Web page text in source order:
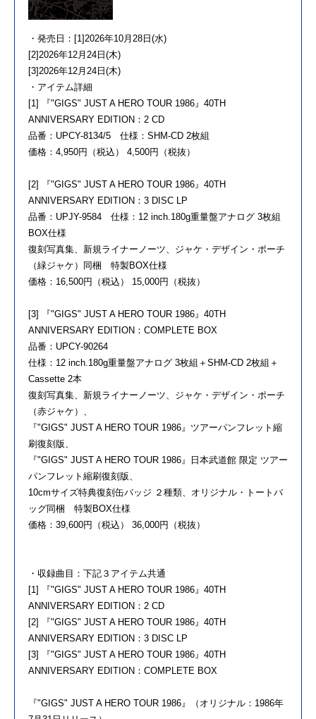
・発売日：[1]2026年10月28日(水)
[2]2026年12月24日(木)
[3]2026年12月24日(木)
・アイテム詳細
[1] 『"GIGS" JUST A HERO TOUR 1986』40TH
ANNIVERSARY EDITION：2 CD
品番：UPCY-8134/5 仕様：SHM-CD 2枚組
価格：4,950円（税込） 4,500円（税抜）
[2] 『"GIGS" JUST A HERO TOUR 1986』40TH
ANNIVERSARY EDITION：3 DISC LP
品番：UPJY-9584 仕様：12 inch.180g重量盤アナログ 3枚組
BOX仕様
復刻写真集、新規ライナーノーツ、ジャケ・デザイン・ポーチ
（緑ジャケ）同梱 特製BOX仕様
価格：16,500円（税込） 15,000円（税抜）
[3] 『"GIGS" JUST A HERO TOUR 1986』40TH
ANNIVERSARY EDITION：COMPLETE BOX
品番：UPCY-90264
仕様：12 inch.180g重量盤アナログ 3枚組＋SHM-CD 2枚組＋
Cassette 2本
復刻写真集、新規ライナーノーツ、ジャケ・デザイン・ポーチ
（赤ジャケ）、
『"GIGS" JUST A HERO TOUR 1986』ツアーパンフレット縮
刷復刻版、
『"GIGS" JUST A HERO TOUR 1986』日本武道館 限定 ツアー
パンフレット縮刷復刻版、
10cmサイズ特典復刻缶バッジ ２種類、オリジナル・トートバ
ッグ同梱 特製BOX仕様
価格：39,600円（税込） 36,000円（税抜）
・収録曲目：下記３アイテム共通
[1] 『"GIGS" JUST A HERO TOUR 1986』40TH
ANNIVERSARY EDITION：2 CD
[2] 『"GIGS" JUST A HERO TOUR 1986』40TH
ANNIVERSARY EDITION：3 DISC LP
[3] 『"GIGS" JUST A HERO TOUR 1986』40TH
ANNIVERSARY EDITION：COMPLETE BOX
『"GIGS" JUST A HERO TOUR 1986』（オリジナル：1986年